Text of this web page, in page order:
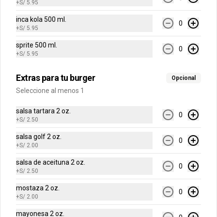
(AMA) Salchipapa Amarilla a
Lo Pobre
Salchipapa con frankfurter, papita
S/ 24.95 S/ 49.90
(AMA) Salchipapa Royal
Amarilla
Salchipapa con frankfurter y papita
huevo frito. Hasta 4 cremas a eleccion.
S/ 23.95
-50%
(AMA) Salchipollo con Papa
+S/ 5.95
inca kola 500 ml.
+S/ 5.95
0
sprite 500 ml.
+S/ 5.95
0
Extras para tu burger Opcional
Seleccione al menos 1
salsa tartara 2 oz.
+S/ 2.50
0
salsa golf 2 oz.
+S/ 2.00
0
salsa de aceituna 2 oz.
+S/ 2.50
0
mostaza 2 oz.
+S/ 2.00
0
mayonesa 2 oz.